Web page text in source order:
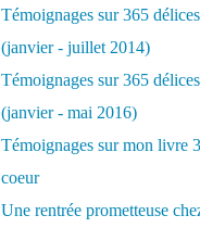
Témoignages sur 365
(janvier - juillet 2014)
Témoignages sur 365
(janvier - mai 2016)
Témoignages sur mon livre
coeur
Une rentrée prometteuse